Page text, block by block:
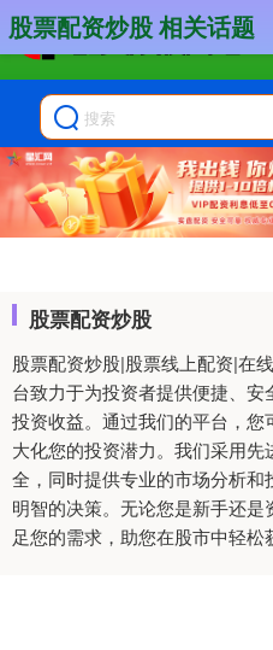
股票配资炒股
股票配资炒股|股票线上配资|在
台致力于为投资者提供便捷、
投资收益。通过我们的平台，
大化您的投资潜力。我们采用
全，同时提供专业的市场分析
明智的决策。无论您是新手还
足您的需求，助您在股市中轻松
股票配资炒股 相关话题